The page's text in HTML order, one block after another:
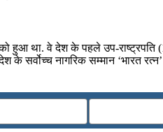
हुआ था. वे देश के पहले उप-
के सर्वोच्च नागरिक सम्मान ‘भारत